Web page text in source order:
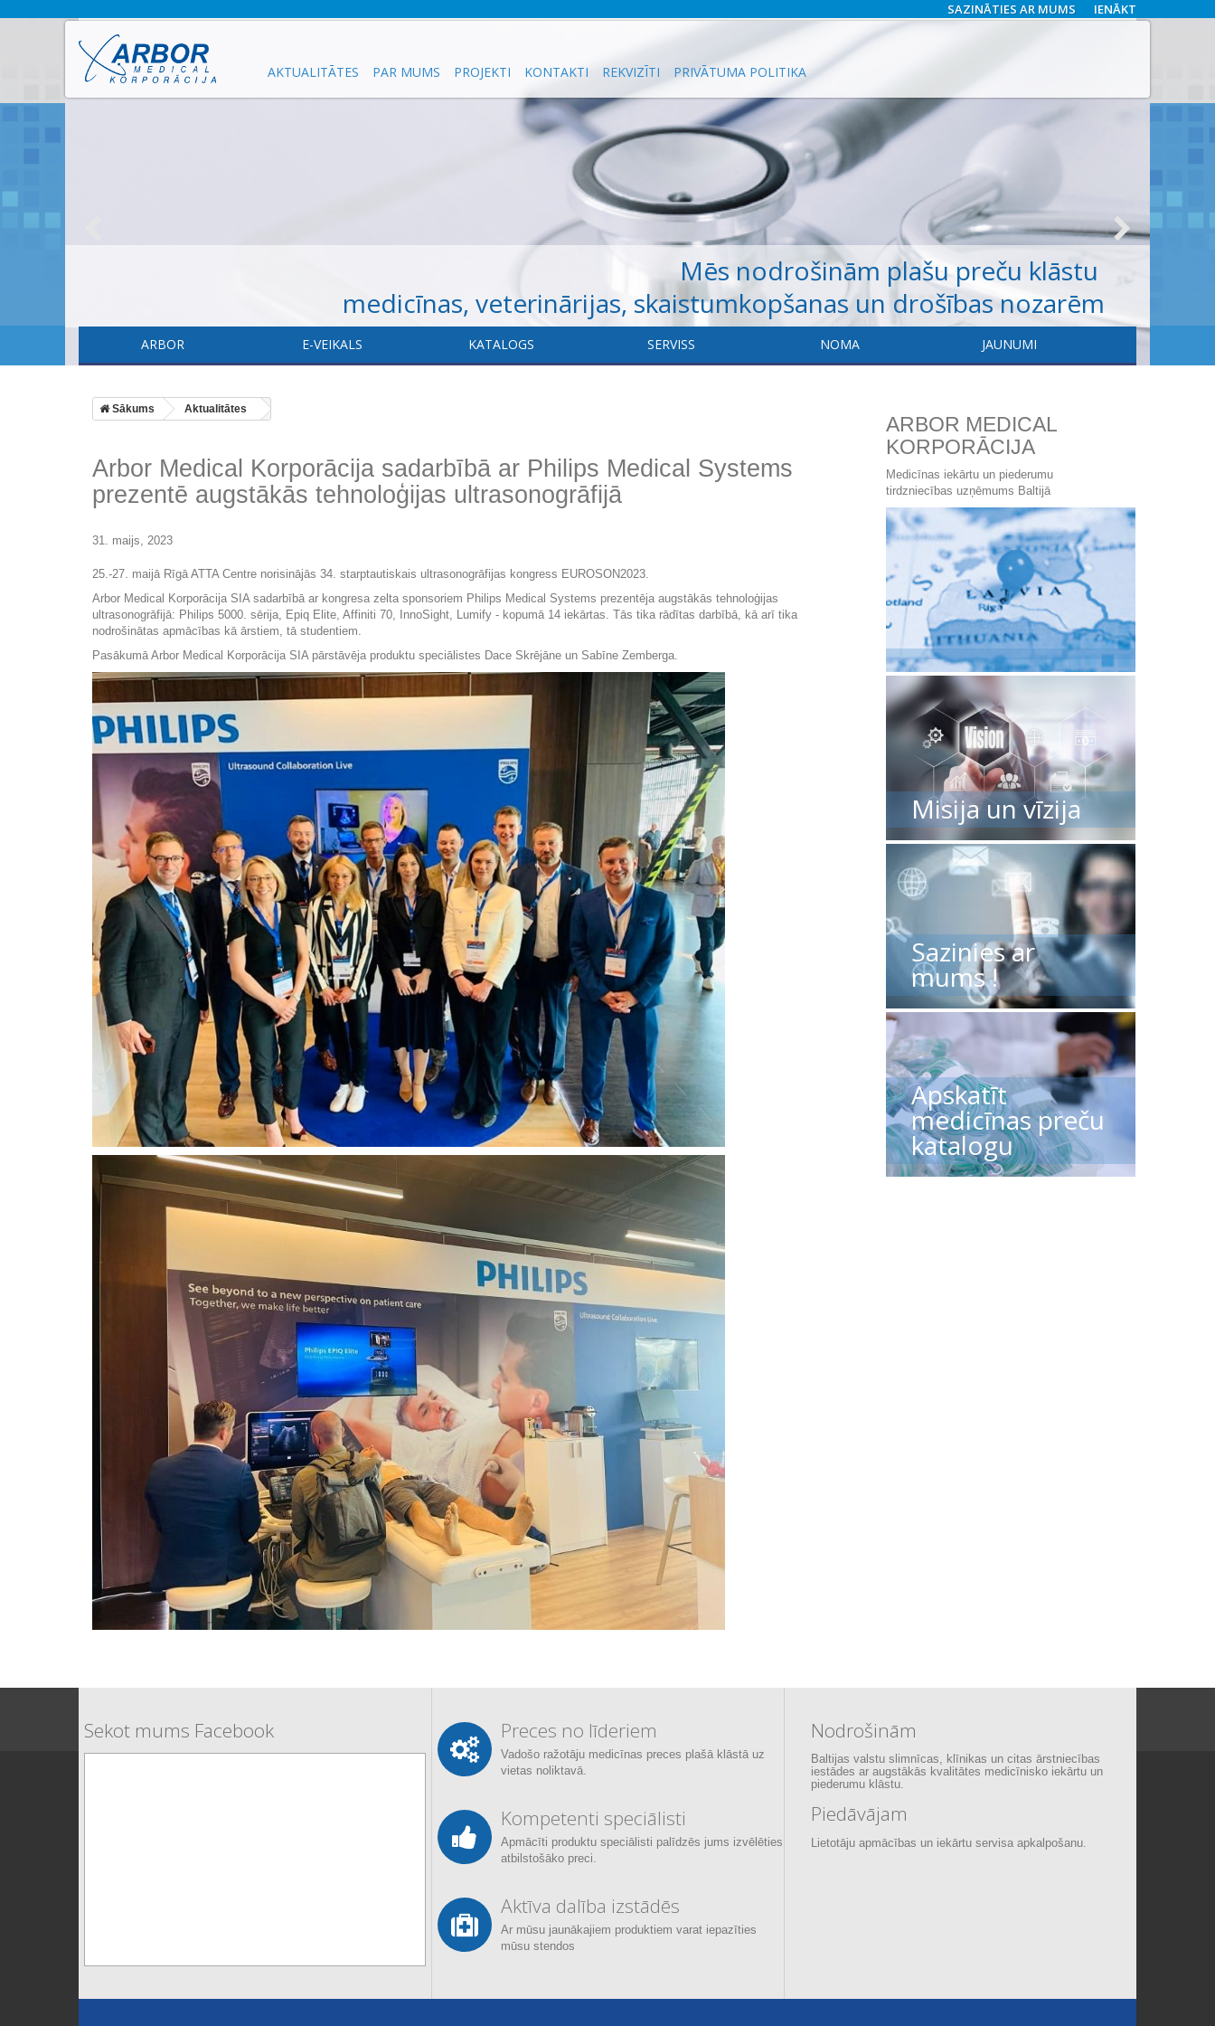
IENĀKT
SAZINĀTIES AR MUMS
AKTUALITĀTES PAR MUMS PROJEKTI KONTAKTI REKVIZĪTI PRIVĀTUMA POLITIKA
Mēs nodrošinām plašupreču klāstu
medicīnas, veterinārijas, skaistumkopšanas un drošības nozarēm
ARBOR E-VEIKALS KATALOGS ​SERVISS NOMA JAUNUMI
Sākums Aktualitātes
Arbor Medical Korporācija sadarbībā ar Philips Medical Systems
prezentē augstākās tehnoloģijas ultrasonogrāfijā
31. maijs, 2023
25.-27. maijā Rīgā ATTA Centre norisinājās 34. starptautiskais ultrasonogrāfijas kongress EUROSON2023.
Arbor Medical Korporācija SIA sadarbībā ar kongresa zelta sponsoriem Philips Medical Systems prezentēja augstākās tehnoloģijas
ultrasonogrāfijā: Philips 5000. sērija, Epiq Elite, Affiniti 70, InnoSight, Lumify - kopumā 14 iekārtas. Tās tika rādītas darbībā, kā arī tika
nodrošinātas apmācības kā ārstiem, tā studentiem.
Pasākumā Arbor Medical Korporācija SIA pārstāvēja produktu speciālistes Dace Skrējāne un Sabīne Zemberga.
ARBOR MEDICAL
KORPORĀCIJA
Medicīnas iekārtu un piederumu
tirdzniecības uzņēmums Baltijā
Misija un vīzija
Sazinies ar
mums !
Apskatīt
medicīnas preču
katalogu
Sekot mums Facebook Preces no līderiem
Vadošo ražotāju medicīnas preces plašā klāstā uz
vietas noliktavā.
Kompetenti speciālisti
Apmācīti produktu speciālisti palīdzēs jums izvēlēties
atbilstošāko preci.
Aktīva dalība izstādēs
Ar mūsu jaunākajiem produktiem varat iepazīties
mūsu stendos
Nodrošinām
Baltijas valstu slimnīcas, klīnikas un citas ārstniecības
iestādes ar augstākās kvalitātes medicīnisko iekārtu un
piederumu klāstu.
Piedāvājam
Lietotāju apmācības un iekārtu servisa apkalpošanu.